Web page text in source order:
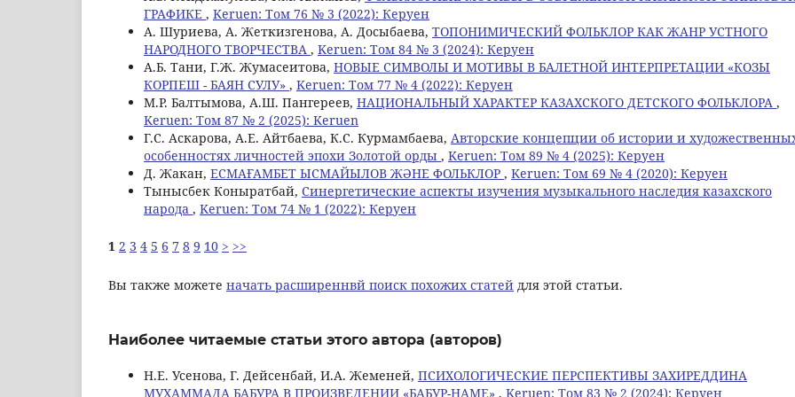
ГРАФИКЕ , Keruen: Том 76 № 3 (2022): Керуен
А. Шуриева, А. Жеткизгенова, А. Досыбаева, ТОПОНИМИЧЕСКИЙ ФОЛЬКЛОР КАК ЖАНР УСТНОГО
НАРОДНОГО ТВОРЧЕСТВА , Keruen: Том 84 № 3 (2024): Керуен
A.Б. Tани, Г.Ж. Жумасеитова, НОВЫЕ СИМВОЛЫ И МОТИВЫ В БАЛЕТНОЙ ИНТЕРПРЕТАЦИИ «КОЗЫ
КОРПЕШ - БАЯН СУЛУ» , Keruen: Том 77 № 4 (2022): Керуен
М.Р. Балтымова, А.Ш. Пангереев, НАЦИОНАЛЬНЫЙ ХАРАКТЕР КАЗАХСКОГО ДЕТСКОГО ФОЛЬКЛОРА ,
Keruen: Том 87 № 2 (2025): Keruen
Г.С. Аскарова, А.Е. Айтбаева, К.С. Курмамбаева, Авторские концепции об истории и
особенностях личностей эпохи Золотой орды , Keruen: Том 89 № 4 (2025): Керуен
Д. Жакан, ЕСМАҒАМБЕТ ЫСМАЙЫЛОВ ЖӘНЕ ФОЛЬКЛОР , Keruen: Том 69 № 4 (2020): Керуен
Тынысбек Коныратбай, Синергетические аспекты изучения музыкального наследия казахского
народа , Keruen: Том 74 № 1 (2022): Керуен
1 2 3 4 5 6 7 8 9 10 > >>
Вы также можете начать расширеннвй поиск похожих статей для этой статьи.
Наиболее читаемые статьи этого автора (авторов)
Н.Е. Усенова, Г. Дeйсенбай, И.А. Жеменей, ПСИХОЛОГИЧЕСКИЕ ПЕРСПЕКТИВЫ ЗАХИРЕДДИНА
МУХАММАДА БАБУРА В ПРОИЗВЕДЕНИИ «БАБУР-НАМЕ» , Keruen: Том 83 № 2 (2024): Керуен